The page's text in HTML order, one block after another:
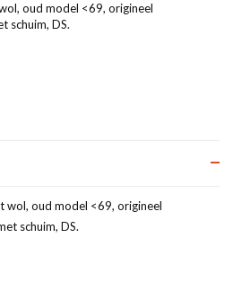
oud model <69, origineel
schuim, DS.
wol, oud model <69, origineel
schuim, DS.